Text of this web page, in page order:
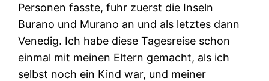
Personen fasste, fuhr zuerst die Inseln
Burano und Murano an und als letztes dann
Venedig. Ich habe diese Tagesreise schon
einmal mit meinen Eltern gemacht, als ich
selbst noch ein Kind war, und meiner